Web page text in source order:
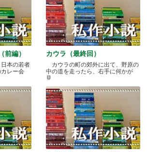
前編）
本の若者
レー会
カウラ（最終回）
カウラの町の郊外に出て、野原の
中の道を走ったら、右手に何かが
見.....